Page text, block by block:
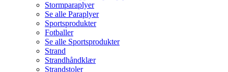
Stormparaplyer
Se alle Paraplyer
Sportsprodukter
Fotballer
Se alle Sportsprodukter
Strand
Strandhåndklær
Strandstoler